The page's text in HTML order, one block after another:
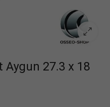
27.3 x 18